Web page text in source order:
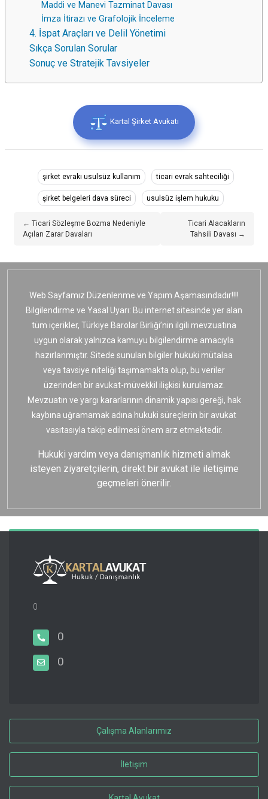
Maddi ve Manevi Tazminat Davası
İmza İtirazı ve Grafolojik İnceleme
4. İspat Araçları ve Delil Yönetimi
Sıkça Sorulan Sorular
Sonuç ve Stratejik Tavsiyeler
Kartal Şirket Avukatı
şirket evrakı usulsüz kullanım ticari evrak sahteciliği
şirket belgeleri dava süreci usulsüz işlem hukuku
← Ticari Sözleşme Bozma Nedeniyle
Açılan Zarar Davaları
Ticari Alacakların
Tahsili Davası →
Web Sayfamız Düzenlenme ve Yapım Aşamasındadır!!!!
Bilgilendirme ve Yasal Uyarı: Bu internet sitesinde yer alan
tüm içerikler, Türkiye Barolar Birliği’nin ilgili mevzuatına
uygun olarak yalnızca kamuyu bilgilendirme amacıyla
hazırlanmıştır. Sitede sunulan bilgiler hukuki mütalaa
veya tavsiye niteliği taşımamakta olup, bu veriler
üzerinden bir avukat-müvekkil ilişkisi kurulamaz.
Mevzuatın ve yargı kararlarının dinamik yapısı gereği, hak
kaybına uğramamak adına hukuki süreçlerin bir avukat
vasıtasıyla takip edilmesi önem arz etmektedir.
Hukuki yardım veya danışmanlık hizmeti almak
isteyen ziyaretçilerin, direkt bir avukat ile iletişime
geçmeleri önerilir.
0
0
0
Çalışma Alanlarımız
İletişim